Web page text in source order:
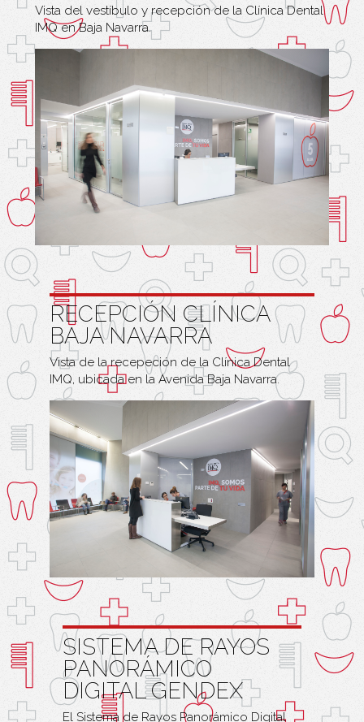
Vista del vestíbulo y recepción de la Clínica Dental
IMQ en Baja Navarra.
RECEPCIÓN CLÍNICA
BAJA NAVARRA
Vista de la recepeción de la Clínica Dental
IMQ, ubicada en la Avenida Baja Navarra.
SISTEMA DE RAYOS
PANORÁMICO
DIGITAL GENDEX
El Sistema de Rayos Panorámico Digital